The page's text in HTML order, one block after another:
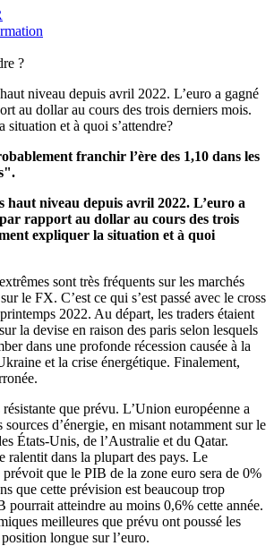
?
niveau depuis avril 2022. L’euro a gagné
au dollar au cours des trois derniers mois.
et à quoi s’attendre?
franchir l’ère des 1,10 dans les
haut niveau depuis avril 2022. L’euro a
rapport au dollar au cours des trois
expliquer la situation et à quoi
sont très fréquents sur les marchés
le FX. C’est ce qui s’est passé avec le cross
2022. Au départ, les traders étaient
la devise en raison des paris selon lesquels
dans une profonde récession causée à la
et la crise énergétique. Finalement,
que prévu. L’Union européenne a
sources d’énergie, en misant notamment sur le
États-Unis, de l’Australie et du Qatar.
ralentit dans la plupart des pays. Le
prévoit que le PIB de la zone euro sera de 0%
que cette prévision est beaucoup trop
pourrait atteindre au moins 0,6% cette année.
meilleures que prévu ont poussé les
longue sur l’euro.